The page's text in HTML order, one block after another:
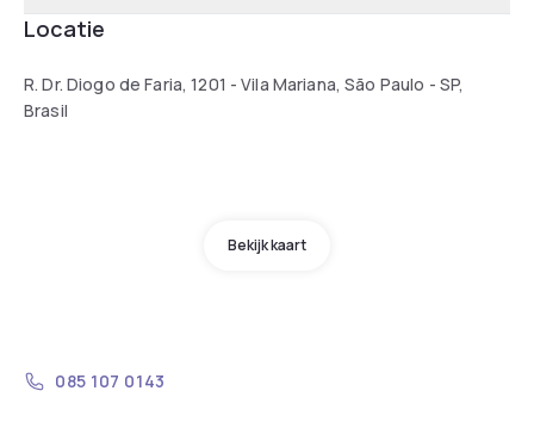
Locatie
R. Dr. Diogo de Faria, 1201 - Vila Mariana, São Paulo - SP,
Brasil
Bekijk kaart
085 107 0143